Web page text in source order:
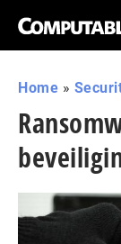
Home »